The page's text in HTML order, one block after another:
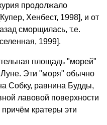
продолжало
Хенбест, 1998], и от
сморщилась, т.е.
1999].
площадь "морей"
Эти "моря" обычно
Собку, равнина Будды,
лавовой поверхности
кратеры эти